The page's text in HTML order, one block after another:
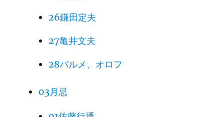
26鎌田定夫
27亀井文夫
28パルメ、オロフ
03月忌